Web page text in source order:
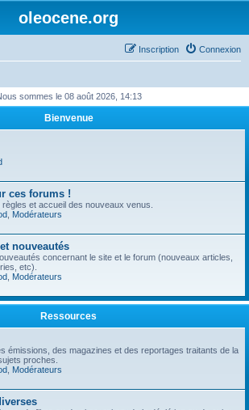
oleocene.org
Connexion
Inscription
sommes le 08 août 2026, 14:13
Bienvenue
ces forums !
et accueil des nouveaux venus.
Modérateurs
nouveautés
concernant le site et le forum (nouveaux articles,
etc).
Modérateurs
Ressources
émissions, des magazines et des reportages traitants de la
proches.
Modérateurs